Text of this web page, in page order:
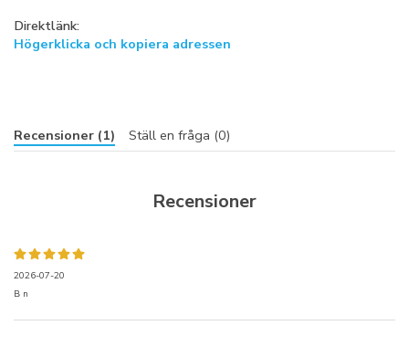
Direktlänk:
Högerklicka och kopiera adressen
Recensioner (1) Ställ en fråga (0)
Recensioner
2026-07-20
B n